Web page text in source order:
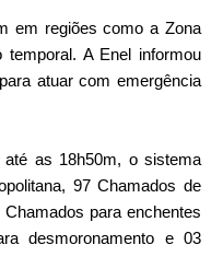
em regiões como a Zona
A Enel informou
atuar com emergência
as 18h50m, o sistema
97 Chamados de
para enchentes
desmoronamento e 03